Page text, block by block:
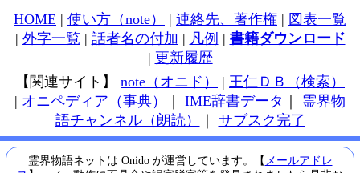
HOME | 使い方（note） | 連絡先、著作権 | 図表一覧
| 外字一覧 | 話者名の付加 | 凡例 | 書籍ダウンロード
| 更新履歴
【関連サイト】 note（オニド） | 王仁ＤＢ（検索）
| オニペディア（事典） ｜ IME辞書データ ｜ 霊界物
語チャンネル（朗読）
｜ サブスク完了
霊界物語ネットは Onido が運営しています。【 メールアドレ